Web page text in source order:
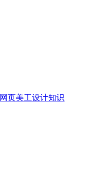
网页美工设计知识